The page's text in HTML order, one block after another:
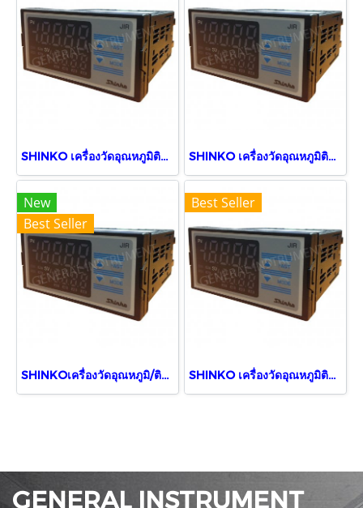
SHINKO เครื่องวัดอุณหภูมิติดแผง JIR-301-M, BK,TA (5 Digits) SHINKO เครื่องวัดอุณหภูมิติดแผง JIR-301-M, 1, BK, TA(0-20)
New
Best Seller
SHINKOเครื่องวัดอุณหภูมิ/ติดแผง JIR-301-M, BK, P24
Best Seller
SHINKO เครื่องวัดอุณหภูมิติดแผง JIR-301-M, BK
GENERAL INSTRUMENT